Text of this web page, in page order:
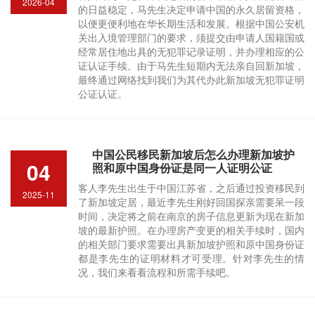
的日益稳定，马先生决定申请中国的永久居留资格，
以便更便利地在华长期生活和发展。根据中国公安机
关出入境管理部门的要求，须提交由申请人国籍国或
经常居住地出具的无犯罪记录证明，并办理相应的公
证认证手续。由于马先生短期内无法亲自回新加坡，
最终通过网络找到我们为其代办此新加坡无犯罪证明
公证认证。
04
2025-11
中国公民移民新加坡后怎么办理新加坡护
照和原中国身份证是同一人证明公证
客人李先生出生于中国江苏省，之后通过投资移民到
了新加坡定居，最近李先生刚好回国探亲需要呆一段
时间，决定将之前在南京的房子信息更新为现在新加
坡的最新护照。在办理房产变更的相关手续时，国内
的相关部门要求需要出具新加坡护照和原中国身份证
都是李先生的证明材料才可受理。针对李先生的情
况，我们来看看流程和所需手续吧。